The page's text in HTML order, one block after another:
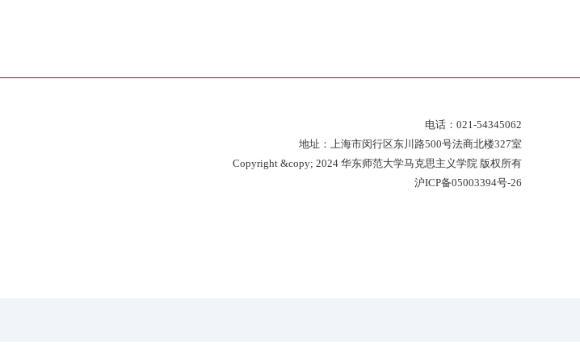
电话：021-54345062
地址：上海市闵行区东川路500号法商北楼327室
Copyright &copy; 2024 华东师范大学马克思主义学院 版权所有
沪ICP备05003394号-26